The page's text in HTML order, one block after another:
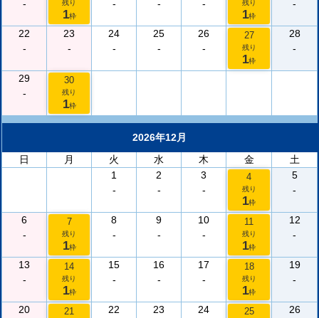
-
残り
1枠
-
-
-
残り
1枠
-
22
-
23
-
24
-
25
-
26
-
27
残り
1枠
28
-
29
-
30
残り
1枠
2026年12月
日
月 火 水 木 金
土
1
-
2
-
3
-
4
残り
1枠
5
-
6
-
7
残り
1枠
8
-
9
-
10
-
11
残り
1枠
12
-
13
-
14
残り
1枠
15
-
16
-
17
-
18
残り
1枠
19
-
20
21
22
23
24
25
26